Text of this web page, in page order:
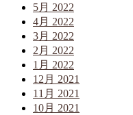
5月 2022
4月 2022
3月 2022
2月 2022
1月 2022
12月 2021
11月 2021
10月 2021